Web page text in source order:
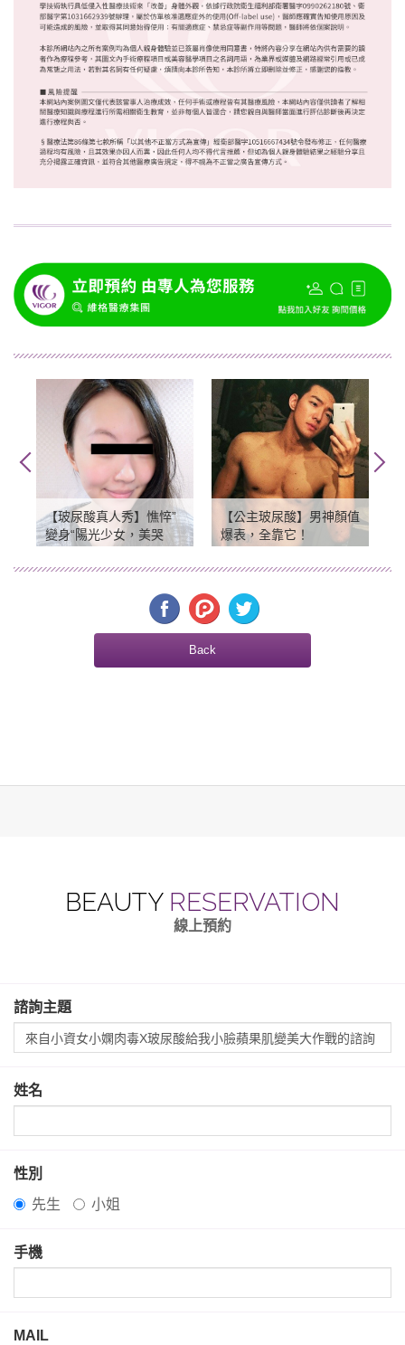
【玻尿酸真人秀】憔悴”
變身“陽光少女，美哭
【公主玻尿酸】男神顏值
爆表，全靠它！
Back
BEAUTY RESERVATION
線上預約
諮詢主題
姓名
性別
先生
小姐
手機
MAIL